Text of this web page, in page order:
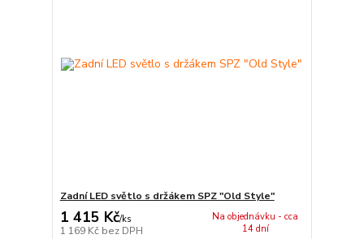
Zadní LED světlo s držákem SPZ "Old Style"
1 415 Kč/ks
1 169 Kč bez DPH
Na objednávku - cca
14 dní